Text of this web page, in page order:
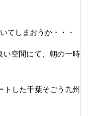
てしまおうか・・・
い空間にて、朝の一時
した千葉そごう九州